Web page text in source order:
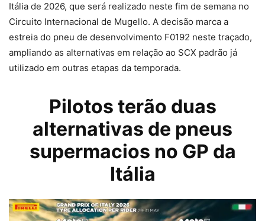
Itália de 2026, que será realizado neste fim de semana no
Circuito Internacional de Mugello. A decisão marca a
estreia do pneu de desenvolvimento F0192 neste traçado,
ampliando as alternativas em relação ao SCX padrão já
utilizado em outras etapas da temporada.
Pilotos terão duas
alternativas de pneus
supermacios no GP da
Itália